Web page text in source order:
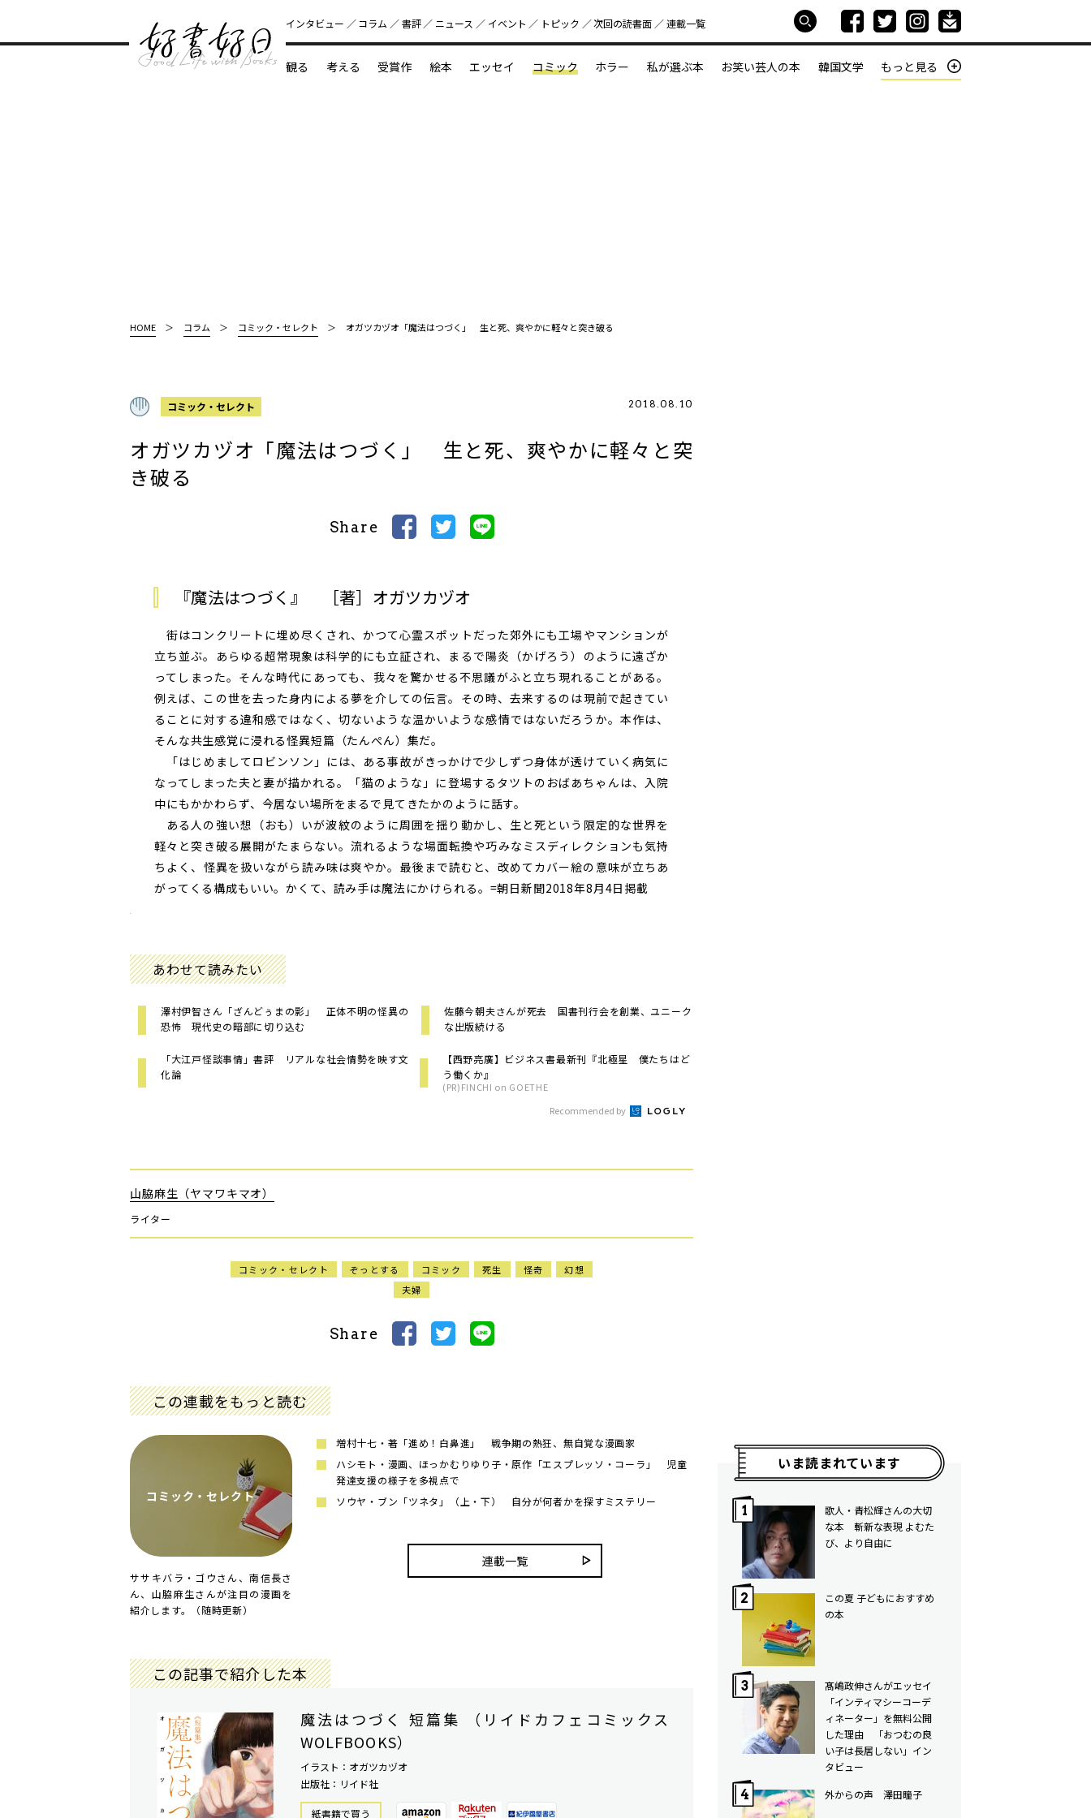
好書好日
インタビュー コラム 書評 ニュース イベント トピック 次回の読書⾯ 連載一覧
観る 考える 受賞作 絵本 エッセイ コミック ホラー 私が選ぶ本 お笑い芸人の本 韓国文学 もっと見る
HOME コラム コミック・セレクト オガツカヅオ「魔法はつづく」 生と死、爽やかに軽々と突き破る
コミック・セレクト 2018.08.10
オガツカヅオ「魔法はつづく」 生と死、爽やかに軽々と突
き破る
Share
『魔法はつづく』 ［著］オガツカヅオ
街はコンクリートに埋め尽くされ、かつて心霊スポットだった郊外にも工場やマンションが
立ち並ぶ。あらゆる超常現象は科学的にも立証され、まるで陽炎（かげろう）のように遠ざか
ってしまった。そんな時代にあっても、我々を驚かせる不思議がふと立ち現れることがある。
例えば、この世を去った身内による夢を介しての伝言。その時、去来するのは現前で起きてい
ることに対する違和感ではなく、切ないような温かいような感情ではないだろうか。本作は、
そんな共生感覚に浸れる怪異短篇（たんぺん）集だ。
「はじめましてロビンソン」には、ある事故がきっかけで少しずつ身体が透けていく病気に
なってしまった夫と妻が描かれる。「猫のような」に登場するタツトのおばあちゃんは、入院
中にもかかわらず、今居ない場所をまるで見てきたかのように話す。
ある人の強い想（おも）いが波紋のように周囲を揺り動かし、生と死という限定的な世界を
軽々と突き破る展開がたまらない。流れるような場面転換や巧みなミスディレクションも気持
ちよく、怪異を扱いながら読み味は爽やか。最後まで読むと、改めてカバー絵の意味が立ちあ
がってくる構成もいい。かくて、読み手は魔法にかけられる。=朝日新聞2018年8月4日掲載
あわせて読みたい
澤村伊智さん「ざんどぅまの影」 正体不明の怪異の
恐怖 現代史の暗部に切り込む
佐藤今朝夫さんが死去 国書刊行会を創業、ユニーク
な出版続ける
「大江戸怪談事情」書評 リアルな社会情勢を映す文
化論
【西野亮廣】ビジネス書最新刊『北極星 僕たちはど
う働くか』
(PR)FINCHI on GOETHE
Recommended by
山脇麻生（ヤマワキマオ）
ライター
コミック・セレクト ぞっとする コミック 死生 怪奇
幻想
夫婦
Share
この連載をもっと読む
コミック・セレクト
ササキバラ・ゴウさん、南信長さ
ん、山脇麻生さんが注目の漫画を
紹介します。（随時更新）
増村十七・著「進め！白鼻進」 戦争期の熱狂、無自覚な漫画家
ハシモト・漫画、ほっかむりゆり子・原作「エスプレッソ・コーラ」 児童
発達支援の様子を多視点で
ソウヤ・ブン「ツネタ」（上・下） 自分が何者かを探すミステリー
連載一覧
この記事で紹介した本
魔法はつづく 短篇集 （リイドカフェコミックス
WOLFBOOKS）
イラスト：オガツカヅオ
出版社：リイド社
紙書籍で買う
いま読まれています
歌人・青松輝さんの大切
な本 斬新な表現 よむた
び、より自由に
この夏 子どもにおすすめ
の本
髙嶋政伸さんがエッセイ
「インティマシーコーデ
ィネーター」を無料公開
した理由 「おつむの良
い子は長居しない」イン
タビュー
外からの声 澤田瞳子